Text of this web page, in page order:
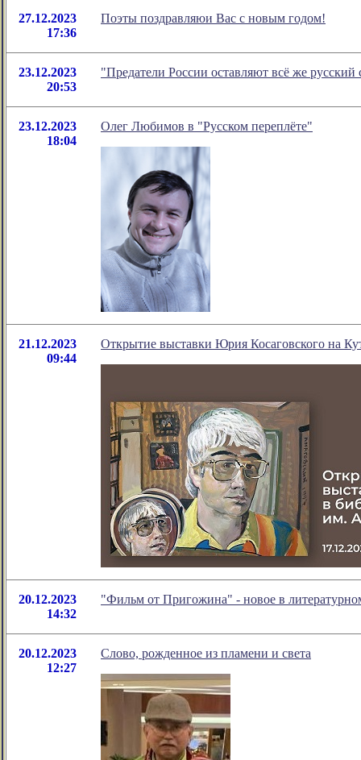
27.12.2023
17:36
Поэты поздравляюи Вас с новым годом!
23.12.2023
20:53
"Предатели России оставляют всё же
23.12.2023
18:04
Олег Любимов в "Русском переплёте"
21.12.2023
09:44
Открытие выставки Юрия Косаговского на
20.12.2023
14:32
"Фильм от Пригожина" - новое в
20.12.2023
12:27
Слово, рожденное из пламени и света